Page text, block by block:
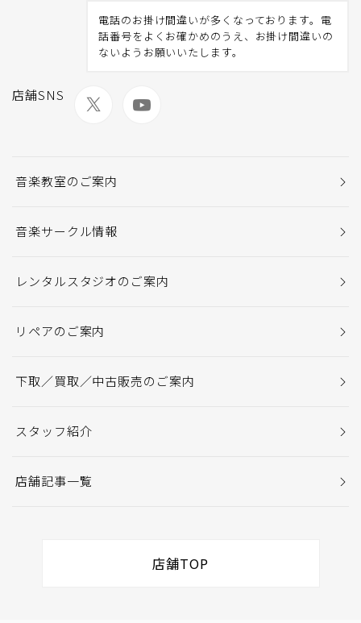
電話のお掛け間違いが多くなっております。電
話番号をよくお確かめのうえ、お掛け間違いの
ないようお願いいたします。
店舗SNS
音楽教室のご案内
音楽サークル情報
レンタルスタジオのご案内
リペアのご案内
下取／買取／中古販売のご案内
スタッフ紹介
店舗記事一覧
店舗TOP